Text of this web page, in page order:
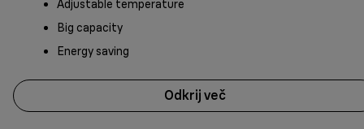
Adjustable temperature
Big capacity
Energy saving
Odkrij več